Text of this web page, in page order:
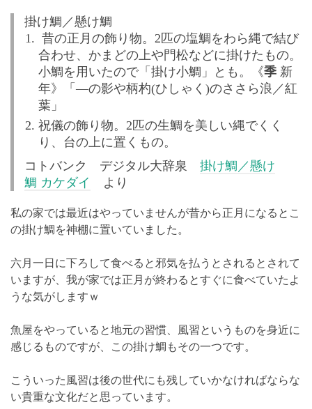
掛け鯛／懸け鯛
昔の正月の飾り物。2匹の塩鯛をわら縄で結び
合わせ、かまどの上や門松などに掛けたもの。
小鯛を用いたので「掛け小鯛」とも。
《季 新
年》
「―の影や柄杓(ひしゃく)のささら浪／紅
葉」
祝儀の飾り物。2匹の生鯛を美しい縄でくく
り、台の上に置くもの。
コトバンク デジタル大辞泉 掛け鯛／懸け
鯛 カケダイ
より
私の家では最近はやっていませんが昔から正月になるとこ
の掛け鯛を神棚に置いていました。
六月一日に下ろして食べると邪気を払うとされるとされて
いますが、我が家では正月が終わるとすぐに食べていたよ
うな気がしますｗ
魚屋をやっていると地元の習慣、風習というものを身近に
感じるものですが、この掛け鯛もその一つです。
こういった風習は後の世代にも残していかなければならな
い貴重な文化だと思っています。